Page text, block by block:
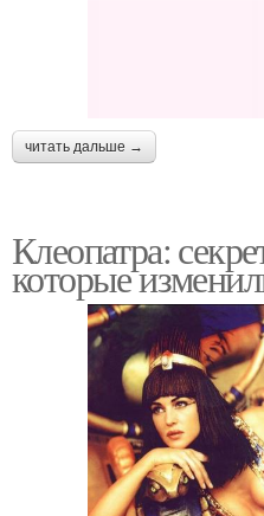
читать дальше →
Клеопатра:
которые